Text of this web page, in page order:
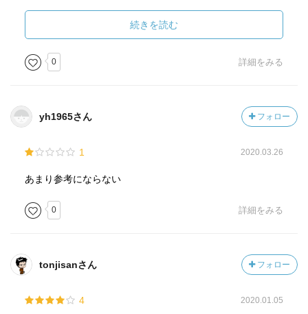
●自分でコミュニティーを作ること
これはすでにわたしには，二つある。一つは現役からや
っている教師のサークル。もうひとつはNPO法人だ。自分
で作ったとは言えないけれども，発足から関わっているの
に使っていくことになるかな。
●家事のススメ
たので，少しずつだ。自立するためにも家事は必要。最後
に，自分だけが残ることになるかもしれないしね。
SNSは居場所になり得ると著者は言う。すでにSNSを駆
使しているわたしにとっては，今後，ますますネットでの
もいるが，そっちの方がやばいんじゃないの？ 独りぼっ
ちはいかんぜよ。
あとがきから
続きを読む
0 詳細をみる
yh1965さん フォロー
1 2020.03.26
あまり参考にならない
0 詳細をみる
tonjisanさん フォロー
4 2020.01.05